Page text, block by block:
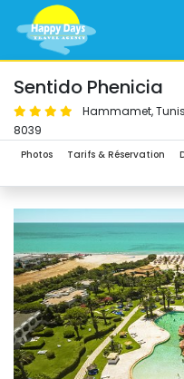
Sentido Phenicia
Hammamet,
8039
Photos Tarifs & Réservation